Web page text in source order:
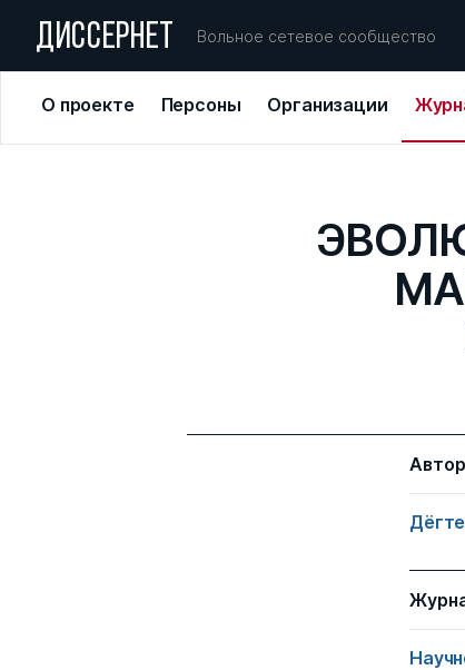
ДИССЕРНЕТ Вольное сетевое сообщество
О проекте Персоны Организации